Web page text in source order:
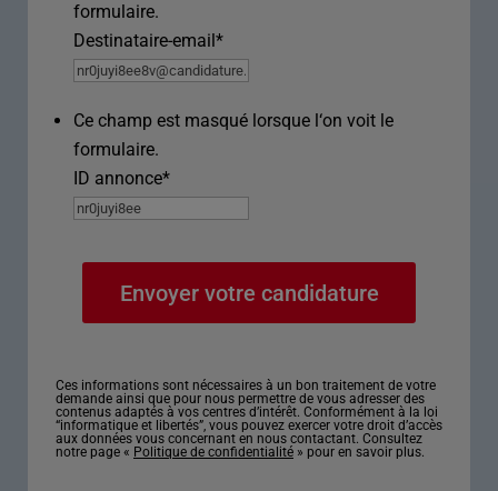
formulaire.
Destinataire-email*
Ce champ est masqué lorsque l‘on voit le
formulaire.
ID annonce*
Ces informations sont nécessaires à un bon traitement de votre
demande ainsi que pour nous permettre de vous adresser des
contenus adaptés à vos centres d’intérêt. Conformément à la loi
“informatique et libertés”, vous pouvez exercer votre droit d’accès
aux données vous concernant en nous contactant. Consultez
notre page « Politique de confidentialité » pour en savoir plus.